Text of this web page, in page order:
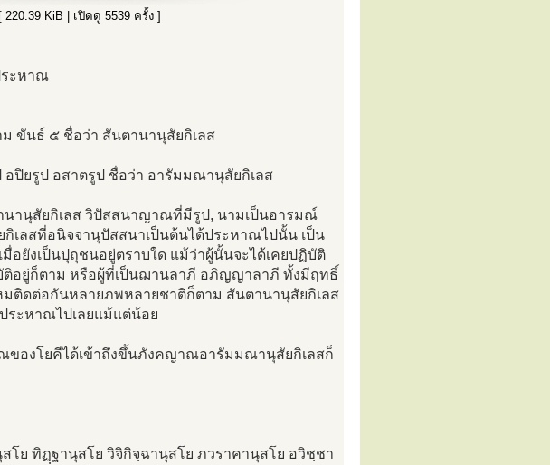
220.39 KiB | เปิดดู 5539 ครั้ง ]
ระหาณ
ขันธ์ ๕ ชื่อว่า สันตานานุสัยกิเลส
ปิยรูป อสาตรูป ชื่อว่า อารัมมณานุสัยกิเลส
านุสัยกิเลส วิปัสสนาญาณที่มีรูป, นามเป็นอารมณ์
ลสที่อนิจจานุปัสสนาเป็นต้นได้ประหาณไปนั้น เป็น
อยังเป็นปุถุชนอยู่ตราบใด แม้ว่าผู้นั้นจะได้เคยปฏิบัติ
อยู่ก็ตาม หรือผู้ที่เป็นฌานลาภี อภิญญาลาภี ทั้งมีฤทธิ์
มติดต่อกันหลายภพหลายชาติก็ตาม สันตานานุสัยกิเลส
ระหาณไปเลยแม้แต่น้อย
องโยคีได้เข้าถึงขึ้นภังคญาณอารัมมณานุสัยกิเลสก็
ย ทิฏฺฐานุสโย วิจิกิจฺฉานุสโย ภวราคานุสโย อวิชฺชา